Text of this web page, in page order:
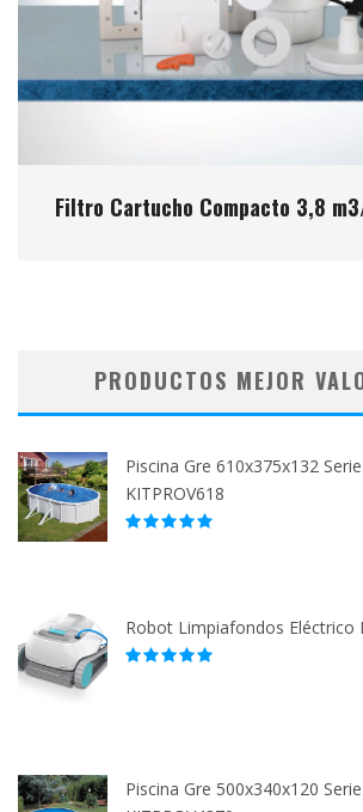
Filtro Cartucho Compacto 3,8
PRODUCTOS MEJOR
Piscina Gre 610x375x132
KITPROV618
Robot Limpiafondos Eléctrico
Piscina Gre 500x340x120